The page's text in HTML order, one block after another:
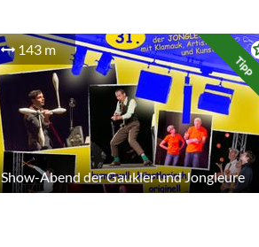
143 m
Tipp
Show-Abend der Gaukler und Jongleure